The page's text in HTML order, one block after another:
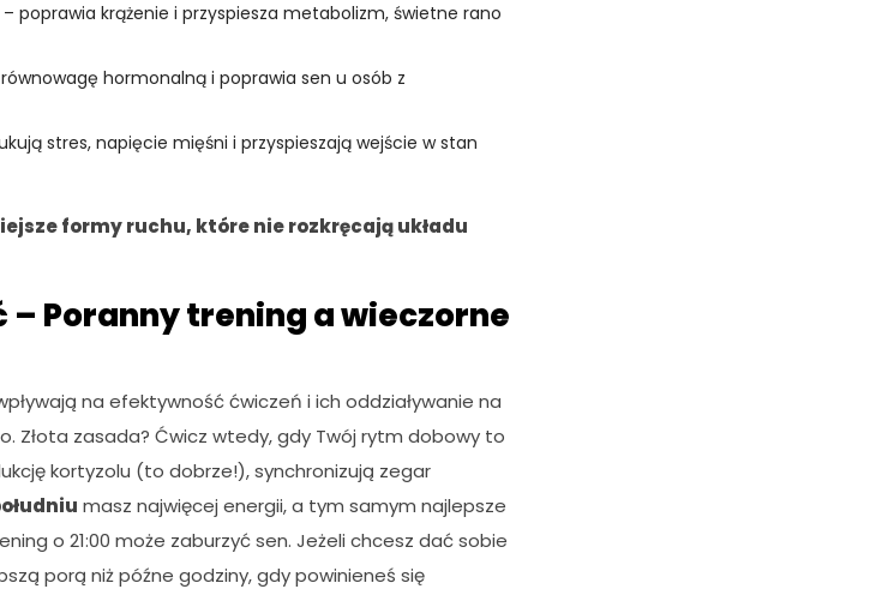
– poprawia krążenie i przyspiesza metabolizm, świetne rano
hormonalną i poprawia sen u osób z
stres, napięcie mięśni i przyspieszają wejście w stan
formy ruchu, które nie rozkręcają układu
Poranny trening a wieczorne
na efektywność ćwiczeń i ich oddziaływanie na
Złota zasada? Ćwicz wtedy, gdy Twój rytm dobowy to
kortyzolu (to dobrze!), synchronizują zegar
masz najwięcej energii, a tym samym najlepsze
o 21:00 może zaburzyć sen. Jeżeli chcesz dać sobie
porą niż późne godziny, gdy powinieneś się